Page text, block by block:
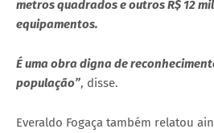
metros quadrados e outros R$ 12
equipamentos.
É uma obra digna de
população”, disse.
Everaldo Fogaça também relatou